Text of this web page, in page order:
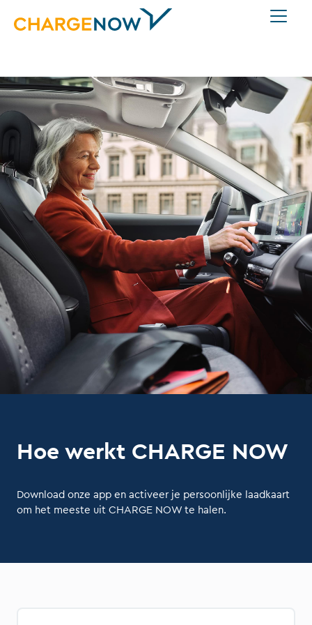
Hoe werkt CHARGE NOW
Download onze app en activeer je persoonlijke laadkaart
om het meeste uit CHARGE NOW te halen.